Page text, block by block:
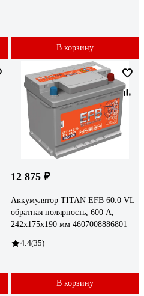
В корзину
12 875 ₽
Аккумулятор TITAN EFB 60.0 VL
обратная полярность, 600 А,
242x175x190 мм 4607008886801
4.4(35)
В корзину